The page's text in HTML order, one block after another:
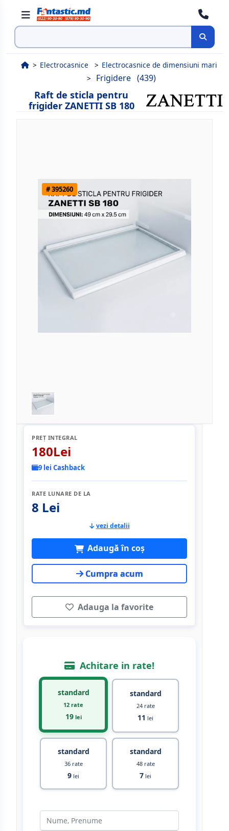
Cauta
Electrocasnice Electrocasnice de dimensiuni mari
Frigidere (439)
Raft de sticla pentru
frigider ZANETTI SB 180
# 395260
PREȚ INTEGRAL
180Lei
9 lei Cashback
RATE LUNARE DE LA
8 Lei
vezi detalii
Adaugă în coș
Cumpra acum
Adauga la favorite
Achitare in rate!
standard
12 rate
19lei
standard
24 rate
11 lei
standard
36 rate
9 lei
standard
48 rate
7 lei